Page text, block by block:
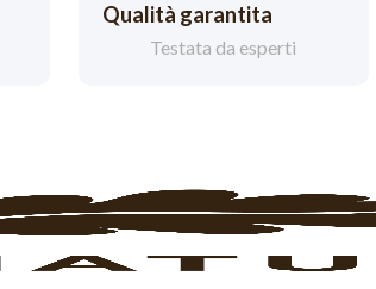
Qualità garantita
Testata da esperti